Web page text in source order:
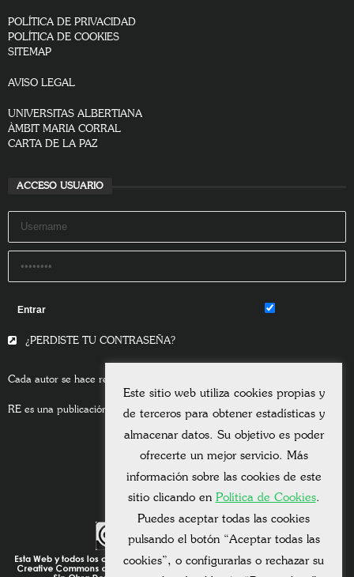
POLÍTICA DE PRIVACIDAD
POLÍTICA DE COOKIES
SITEMAP
AVISO LEGAL
UNIVERSITAS ALBERTIANA
ÀMBIT MARIA CORRAL
CARTA DE LA PAZ
ACCESO USUARIO
¿PERDISTE TU CONTRASEÑA?
Cada autor se hace responsable del contenido de sus escritos.
RE es una publicación asociada a la Universitas Albertiana.
Este sitio web utiliza cookies propias y
de terceros para obtener estadísticas y
almacenar datos. Su objetivo es poder
ofrecerte un mejor servicio. Más
información sobre las cookies de este
sitio clicando en Política de Cookies.
Puedes aceptar todas las cookies
pulsando el botón “Aceptar todas las
cookies”, o configurarlas o rechazar su